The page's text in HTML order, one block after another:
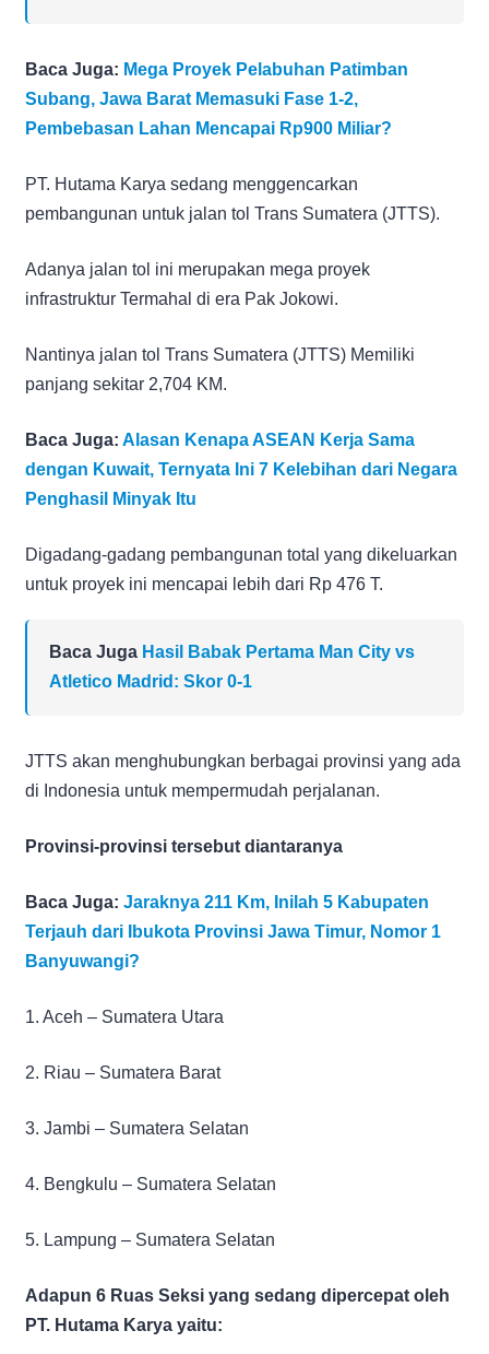
Baca Juga: Mega Proyek Pelabuhan Patimban
Subang, Jawa Barat Memasuki Fase 1-2,
Pembebasan Lahan Mencapai Rp900 Miliar?
PT. Hutama Karya sedang menggencarkan
pembangunan untuk jalan tol Trans Sumatera (JTTS).
Adanya jalan tol ini merupakan mega proyek
infrastruktur Termahal di era Pak Jokowi.
Nantinya jalan tol Trans Sumatera (JTTS) Memiliki
panjang sekitar 2,704 KM.
Baca Juga: Alasan Kenapa ASEAN Kerja Sama
dengan Kuwait, Ternyata Ini 7 Kelebihan dari Negara
Penghasil Minyak Itu
Digadang-gadang pembangunan total yang dikeluarkan
untuk proyek ini mencapai lebih dari Rp 476 T.
Baca Juga Hasil Babak Pertama Man City vs
Atletico Madrid: Skor 0-1
JTTS akan menghubungkan berbagai provinsi yang ada
di Indonesia untuk mempermudah perjalanan.
Provinsi-provinsi tersebut diantaranya
Baca Juga: Jaraknya 211 Km, Inilah 5 Kabupaten
Terjauh dari Ibukota Provinsi Jawa Timur, Nomor 1
Banyuwangi?
1. Aceh – Sumatera Utara
2. Riau – Sumatera Barat
3. Jambi – Sumatera Selatan
4. Bengkulu – Sumatera Selatan
5. Lampung – Sumatera Selatan
Adapun 6 Ruas Seksi yang sedang dipercepat oleh
PT. Hutama Karya yaitu: